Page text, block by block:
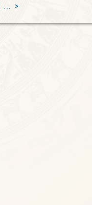
... >